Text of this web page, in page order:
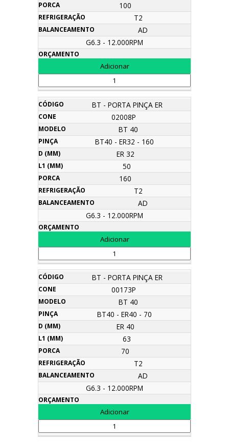
100
T2
AD
G6.3 - 12.000RPM
BT - PORTA PINÇA ER
02008P
BT 40
BT40 - ER32 - 160
ER 32
50
160
T2
AD
G6.3 - 12.000RPM
BT - PORTA PINÇA ER
00173P
BT 40
BT40 - ER40 - 70
ER 40
63
70
T2
AD
G6.3 - 12.000RPM